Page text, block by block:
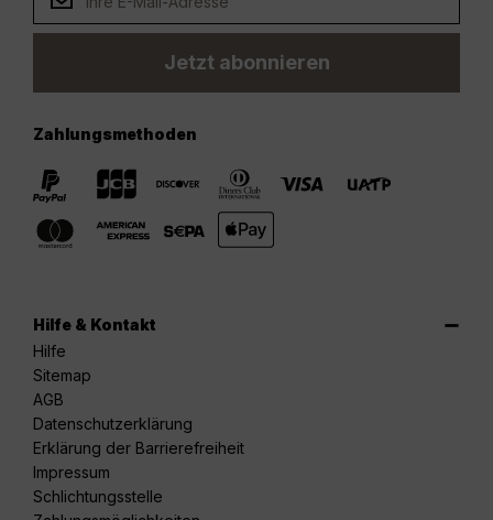
Jetzt abonnieren
Zahlungsmethoden
Hilfe & Kontakt
Hilfe
Sitemap
AGB
Datenschutzerklärung
Erklärung der Barrierefreiheit
Impressum
Schlichtungsstelle